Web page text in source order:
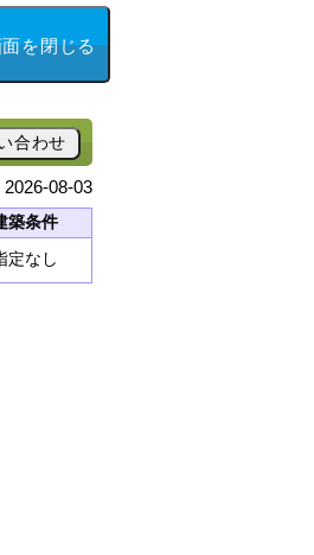
を閉じる
合わせ
08-03
築条件
定なし